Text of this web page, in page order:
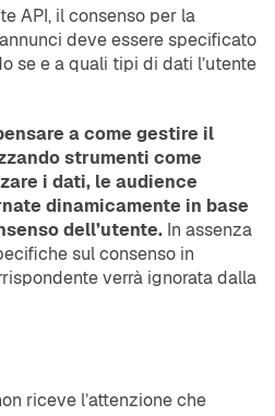
API, il consenso per la
deve essere specificato
se e a quali tipi di dati l’utente
a come gestire il
strumenti come
i dati, le audience
dinamicamente in base
dell’utente. In assenza
sul consenso in
verrà ignorata dalla
riceve l’attenzione che